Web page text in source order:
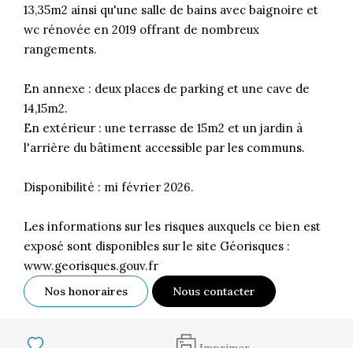
13,35m2 ainsi qu'une salle de bains avec baignoire et
wc rénovée en 2019 offrant de nombreux
rangements.
En annexe : deux places de parking et une cave de
14,15m2.
En extérieur : une terrasse de 15m2 et un jardin à
l'arrière du bâtiment accessible par les communs.
Disponibilité : mi février 2026.
Les informations sur les risques auxquels ce bien est
exposé sont disponibles sur le site Géorisques :
www.georisques.gouv.fr
Nos honoraires Nous contacter